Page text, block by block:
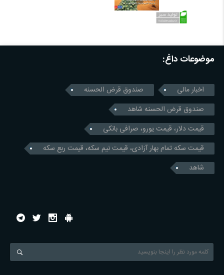
موضوعات داغ:
اخبار مالی
صندوق قرض الحسنه
صندوق قرض الحسنه شاهد
قیمت دلار، قیمت یورو، صرافی بانکی
قیمت سکه تمام بهار آزادی، قیمت نیم سکه، قیمت ربع سکه
شاهد